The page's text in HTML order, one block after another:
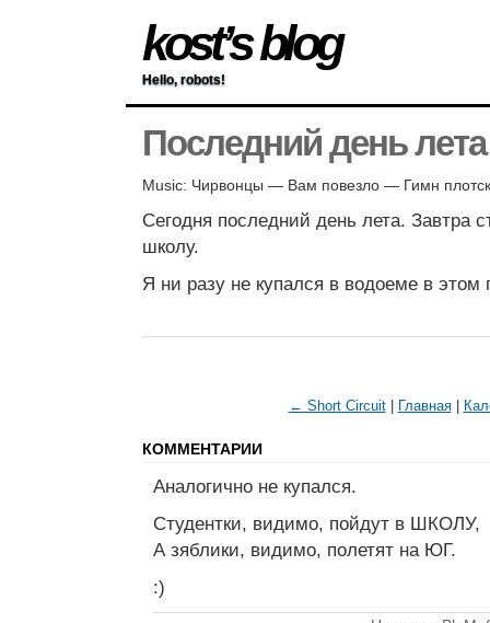
kost’s blog
Hello, robots!
Последний день лета
Music: Чирвонцы — Вам повезло — Гимн
Сегодня последний день лета. Завтра
школу.
Я ни разу не купался в водоеме в этом
← Short Circuit| Главная|
КОММЕНТАРИИ
Аналогично не купался.
Студентки, видимо, пойдут в ШКОЛУ,
А зяблики, видимо, полетят на ЮГ.
:)